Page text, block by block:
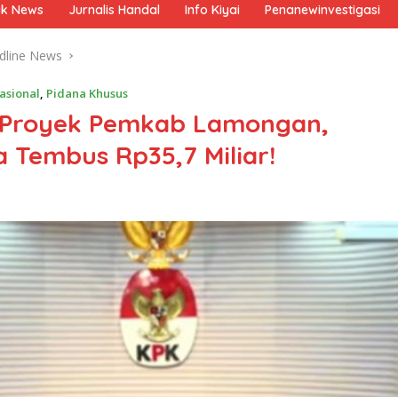
News Jurnalis Handal Info Kiyai Penanewinvestigasi
News
, Pidana Khusus
Pemkab Lamongan,
Rp35,7 Miliar!